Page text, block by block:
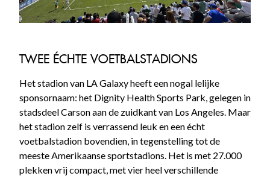
TWEE ÉCHTE VOETBALSTADIONS
Het stadion van LA Galaxy heeft een nogal lelijke
sponsornaam: het Dignity Health Sports Park, gelegen in
stadsdeel Carson aan de zuidkant van Los Angeles. Maar
het stadion zelf is verrassend leuk en een écht
voetbalstadion bovendien, in tegenstelling tot de
meeste Amerikaanse sportstadions. Het is met 27.000
plekken vrij compact, met vier heel verschillende